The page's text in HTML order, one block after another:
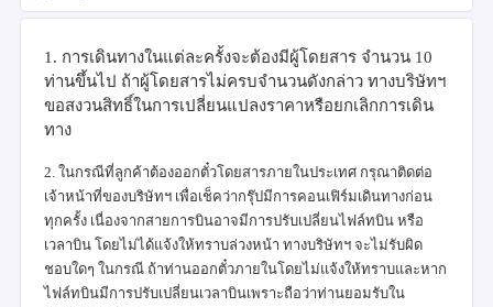
1. การเดินทางในแต่ละครั้งจะต้องมีผู้โดยสาร จำนวน 10
ท่านขึ้นไป ถ้าผู้โดยสารไม่ครบจำนวนดังกล่าว ทางบริษัทฯ
ขอสงวนสิทธิ์ในการเปลี่ยนแปลงราคาหรือยกเลิกการเดิน
ทาง
2. ในกรณีที่ลูกค้าต้องออกตั๋วโดยสารภายในประเทศ กรุณาติดต่อ
เจ้าหน้าที่ของบริษัทฯ เพื่อเช็คว่ากรุ๊ปมีการคอนเฟิร์มเดินทางก่อน
ทุกครั้ง เนื่องจากสายการบินอาจมีการปรับเปลี่ยนไฟล์ทบิน หรือ
เวลาบิน โดยไม่ได้แจ้งให้ทราบล่วงหน้า ทางบริษัทฯ จะไม่รับผิด
ชอบใดๆ ในกรณี ถ้าท่านออกตั๋วภายในโดยไม่แจ้งให้ทราบและหาก
ไฟล์ทบินมีการปรับเปลี่ยนเวลาบินเพราะถือว่าท่านยอมรับใน